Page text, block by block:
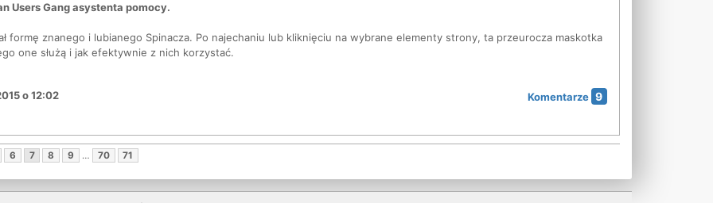
Users Gang asystenta pomocy.
formę znanego i lubianego Spinacza. Po najechaniu lub kliknięciu na wybrane elementy strony, ta przeurocza maskotka
one służą i jak efektywnie z nich korzystać.
o 12:02 Komentarze 9
6 7 8 9 … 70 71